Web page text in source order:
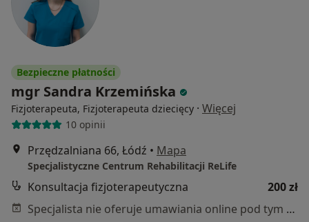
Bezpieczne płatności
mgr Sandra Krzemińska
Fizjoterapeuta, Fizjoterapeuta dziecięcy · Więcej
10 opinii
Przędzalniana 66, Łódź • Mapa
Specjalistyczne Centrum Rehabilitacji ReLife
Konsultacja fizjoterapeutyczna
200 zł
Specjalista nie oferuje umawiania online pod tym adresem.